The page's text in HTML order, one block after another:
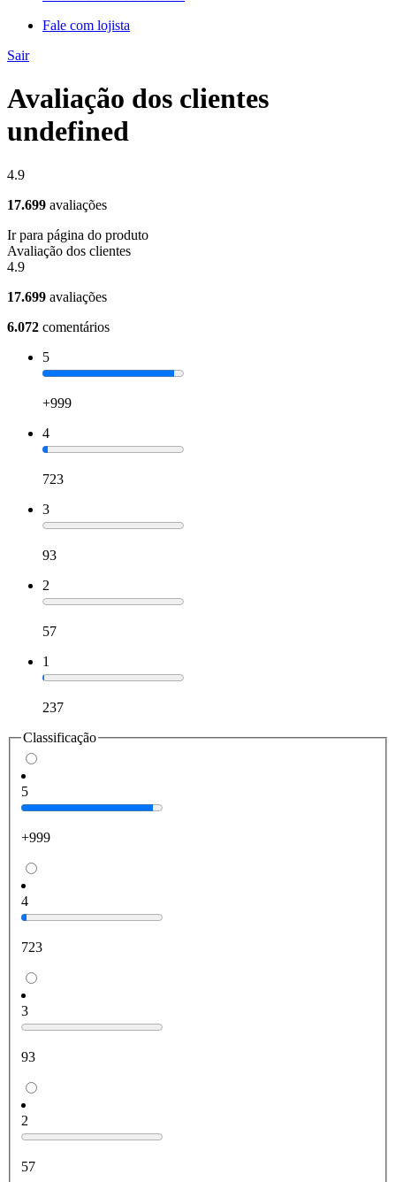
Fale com lojista
Sair
Avaliação dos clientes
undefined
4.9
17.699 avaliações
Ir para página do produto
Avaliação dos clientes
4.9
17.699 avaliações
6.072 comentários
5
+999
4
723
3
93
2
57
1
237
Classificação
5
+999
4
723
3
93
2
57